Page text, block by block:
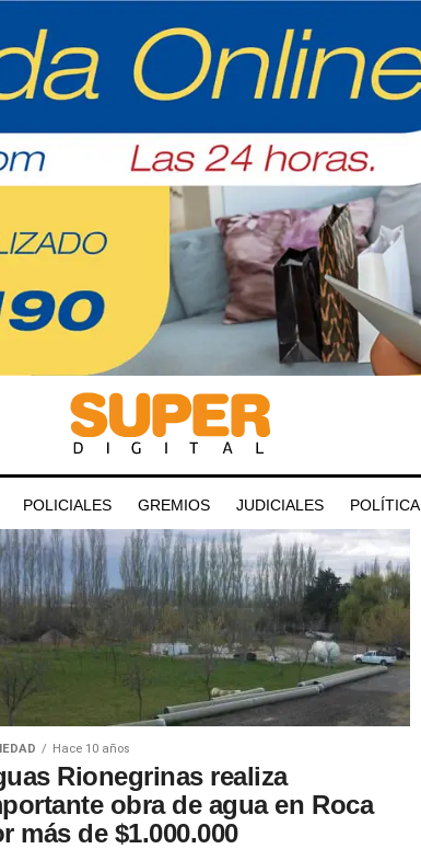
POLICIALES GREMIOS JUDICIALES POLÍTICA
Hace 10 años
Rionegrinas realiza
obra de agua en Roca
más de $1.000.000